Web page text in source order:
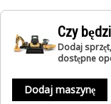
Czy
Dodaj
dostępne
Dodaj maszynę